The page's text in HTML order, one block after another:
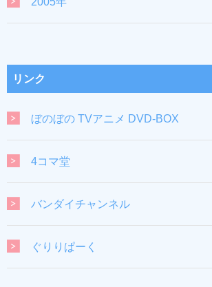
リンク
ぼのぼの TVアニメ DVD-BOX
4コマ堂
バンダイチャンネル
ぐりりぱーく